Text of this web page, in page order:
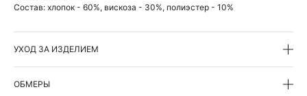
Состав: хлопок - 60%, вискоза - 30%, полиэстер - 10%
УХОД ЗА ИЗДЕЛИЕМ
ОБМЕРЫ